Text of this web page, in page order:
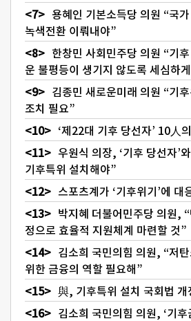
용혜인 기본소득당 의원 “국
녹색전환 이뤄내야”
한창민 사회민주당 의원 “기
운 불평등이 생기지 않도록 세심하
김종민 새로운미래 의원 “기
조치 필요”
‘제22대 기후 당선자’ 10人
우원식 의장, ‘기후 당선자’
기후특위 설치해야”
스포츠계가 ‘기후위기’에 대
박지혜 더불어민주당 의원,
정으로 효율적 지원체계 마련할 것”
김소희 국민의힘 의원, “저
위한 금융의 역할 필요해”
與, 기후특위 설치 국회법 개
김소희 국민의힘 의원, ‘기후